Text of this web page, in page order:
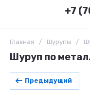
+7
Главная / Шурупы /
Шуруп по
Предыдущий